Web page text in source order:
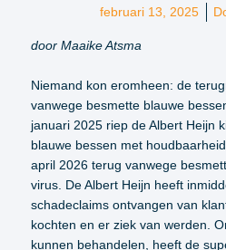
februari 13, 2025
door Maaike Atsma
Niemand kon eromheen: de
vanwege besmette blauwe
januari 2025 riep de Albert Heijn
blauwe bessen met
april 2026 terug vanwege
virus. De Albert Heijn heeft
schadeclaims ontvangen van
kochten en er ziek van werden.
kunnen behandelen, heeft de